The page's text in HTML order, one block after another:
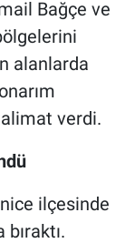
Bağçe ve
alanlarda
verdi.
ilçesinde